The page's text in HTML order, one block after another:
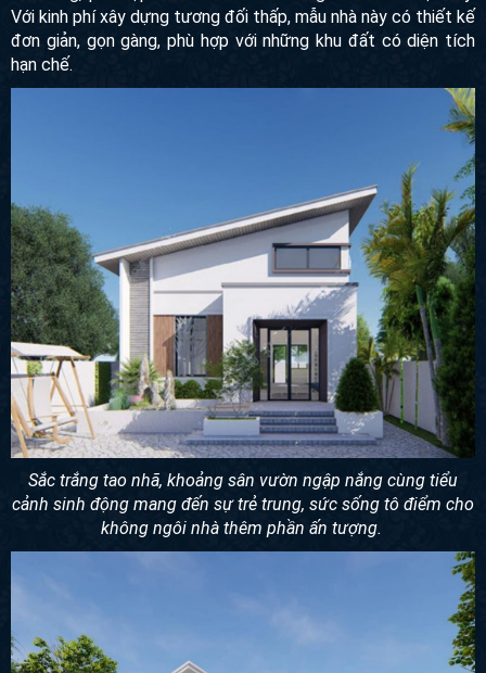
Với kinh phí xây dựng tương đối thấp, mẫu nhà này có thiết kế
đơn giản, gọn gàng, phù hợp với những khu đất có diện tích
hạn chế.
Sắc trắng tao nhã, khoảng sân vườn ngập nắng cùng tiểu
cảnh sinh động mang đến sự trẻ trung, sức sống tô điểm cho
không ngôi nhà thêm phần ấn tượng.